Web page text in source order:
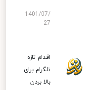
1401/07/
27
اقدام تازه
تلگرام برای
بالا بردن